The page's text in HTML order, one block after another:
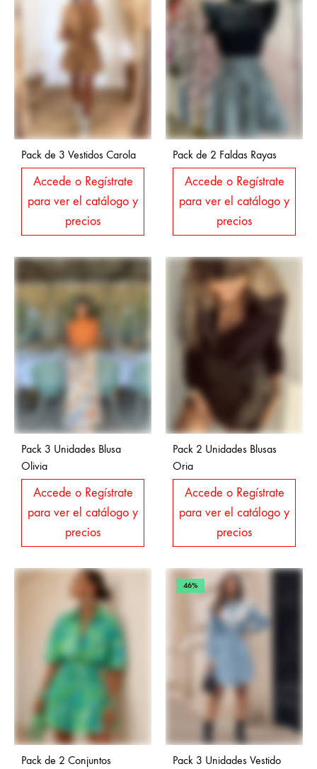
Pack de 3 Vestidos Carola
Accede o Regístrate
para ver el catálogo y
precios
Pack de 2 Faldas Rayas
Accede o Regístrate
para ver el catálogo y
precios
Pack 3 Unidades Blusa
Olivia
Accede o Regístrate
para ver el catálogo y
precios
Pack 2 Unidades Blusas
Oria
Accede o Regístrate
para ver el catálogo y
precios
Pack de 2 Conjuntos
46%
Pack 3 Unidades Vestido